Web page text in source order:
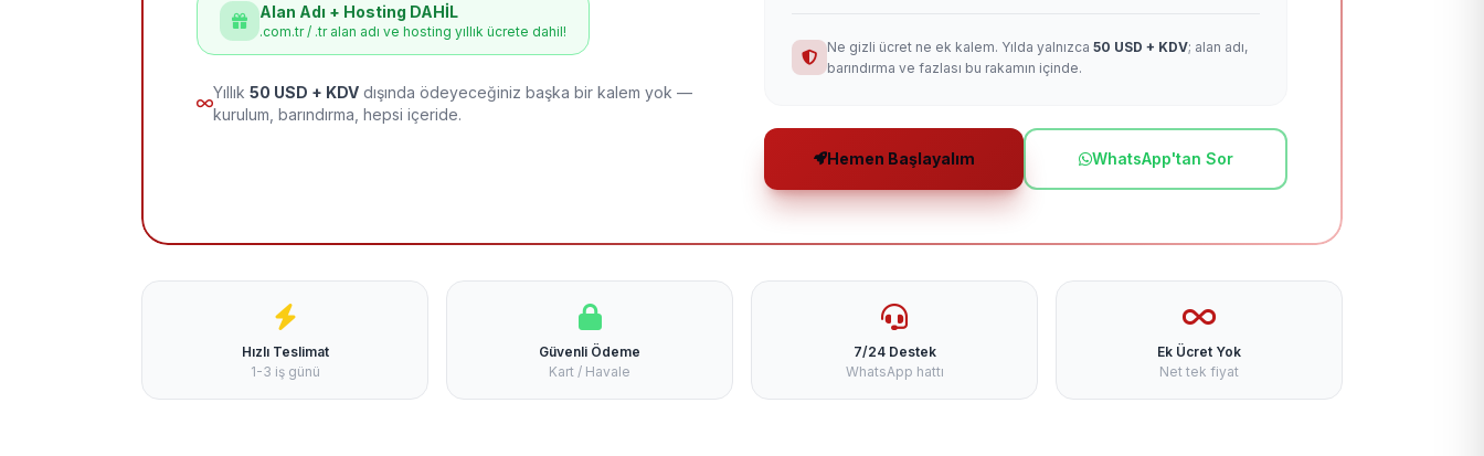
Alan Adı + Hosting DAHİL
.com.tr / .tr alan adı ve hosting yıllık ücrete dahil!
Yıllık 50 USD + KDV dışında ödeyeceğiniz başka bir kalem yok —
kurulum, barındırma, hepsi içeride.
Ne gizli ücret ne ek kalem. Yılda yalnızca 50 USD + KDV; alan adı,
barındırma ve fazlası bu rakamın içinde.
Hemen Başlayalım WhatsApp'tan Sor
Hızlı Teslimat
1-3 iş günü
Güvenli Ödeme
Kart / Havale
7/24 Destek
WhatsApp hattı
Ek Ücret Yok
Net tek fiyat